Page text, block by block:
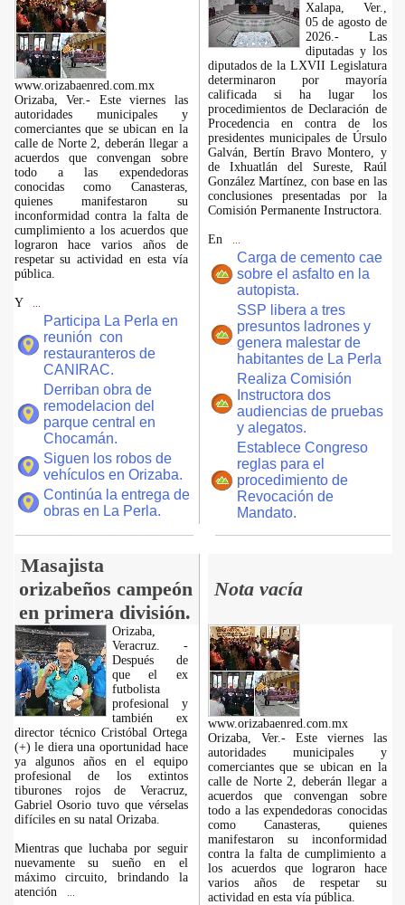
www.orizabaenred.com.mx
Orizaba, Ver.- Este viernes las
autoridades municipales y
comerciantes que se ubican en la
calle de Norte 2, deberán llegar a
acuerdos que convengan sobre
todo a las expendedoras
conocidas como Canasteras,
quienes manifestaron su
inconformidad contra la falta de
cumplimiento a los acuerdos que
lograron hace varios años de
respetar su actividad en esta vía
pública.
Y
Participa La Perla en
reunión con
restauranteros de
CANIRAC.
Derriban obra de
remodelacion del
parque central en
Chocamán.
Siguen los robos de
vehículos en Orizaba.
Continúa la entrega de
obras en La Perla.
Xalapa, Ver.,
05 de agosto de
2026.- Las
diputadas y los
diputados de la LXVII Legislatura
determinaron por mayoría
calificada si ha lugar los
procedimientos de Declaración de
Procedencia en contra de los
presidentes municipales de Úrsulo
Galván, Bertín Bravo Montero, y
de Ixhuatlán del Sureste, Raúl
González Martínez, con base en las
conclusiones presentadas por la
Comisión Permanente Instructora.
En
Carga de cemento cae
sobre el asfalto en la
autopista.
SSP libera a tres
presuntos ladrones y
genera malestar de
habitantes de La Perla
Realiza Comisión
Instructora dos
audiencias de pruebas
y alegatos.
Establece Congreso
reglas para el
procedimiento de
Revocación de
Mandato.
Masajista
orizabeños campeón
en primera división.
Nota vacía
Orizaba,
Veracruz. -
Después de
que el ex
futbolista
profesional y
también ex
director técnico Cristóbal Ortega
(+) le diera una oportunidad hace
ya algunos años en el equipo
profesional de los extintos
tiburones rojos de Veracruz,
Gabriel Osorio tuvo que vérselas
difíciles en su natal Orizaba.
Mientras que luchaba por seguir
nuevamente su sueño en el
máximo circuito, brindando la
atención
www.orizabaenred.com.mx
Orizaba, Ver.- Este viernes las
autoridades municipales y
comerciantes que se ubican en la
calle de Norte 2, deberán llegar a
acuerdos que convengan sobre
todo a las expendedoras conocidas
como Canasteras, quienes
manifestaron su inconformidad
contra la falta de cumplimiento a
los acuerdos que lograron hace
varios años de respetar su
actividad en esta vía pública.